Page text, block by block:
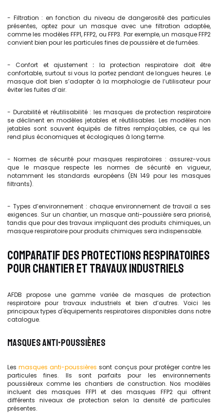
- Filtration : en fonction du niveau de dangerosité des particules
présentes, optez pour un masque avec une filtration adaptée,
comme les modèles FFP1, FFP2, ou FFP3. Par exemple, un masque FFP2
convient bien pour les particules fines de poussière et de fumées.
- Confort et ajustement : la protection respiratoire doit être
confortable, surtout si vous la portez pendant de longues heures. Le
masque doit bien s’adapter à la morphologie de l’utilisateur pour
éviter les fuites d’air.
- Durabilité et réutilisabilité : les masques de protection respiratoire
se déclinent en modèles jetables et réutilisables. Les modèles non
jetables sont souvent équipés de filtres remplaçables, ce qui les
rend plus économiques et écologiques à long terme.
- Normes de sécurité pour masques respiratoires : assurez-vous
que le masque respecte les normes de sécurité en vigueur,
notamment les standards européens (EN 149 pour les masques
filtrants).
- Types d’environnement : chaque environnement de travail a ses
exigences. Sur un chantier, un masque anti-poussière sera priorisé,
tandis que pour des travaux impliquant des produits chimiques, un
masque respiratoire pour produits chimiques sera indispensable.
COMPARATIF DES PROTECTIONS RESPIRATOIRES
POUR CHANTIER ET TRAVAUX INDUSTRIELS
AFDB propose une gamme variée de masques de protection
respiratoire pour travaux industriels et bien d’autres. Voici les
principaux types d'équipements respiratoires disponibles dans notre
catalogue.
MASQUES ANTI-POUSSIÈRES
Lesmasques anti-poussières sont conçus pour protéger contre les
particules fines. Ils sont parfaits pour les environnements
poussiéreux comme les chantiers de construction. Nos modèles
incluent des masques FFP1 et des masques FFP2 qui offrent
différents niveaux de protection selon la densité de particules
présentes.